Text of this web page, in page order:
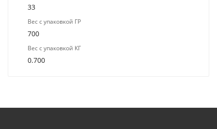
33
Вес с упаковкой ГР
700
Вес с упаковкой КГ
0.700